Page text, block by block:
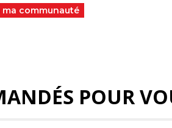
ma communauté
POUR